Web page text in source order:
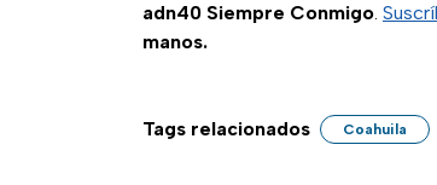
adn40 Siempre Conmigo.
manos.
Tags relacionados Coahuila